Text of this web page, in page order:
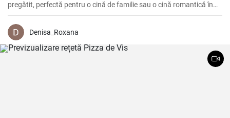
pregătit, perfectă pentru o cină de familie sau o cină romantică în
doi. O combinație perfectă între carbohidrați, proteine și legume
proaspete, care va satisface cu siguranță pofta de mâncare.
Denisa_Roxana